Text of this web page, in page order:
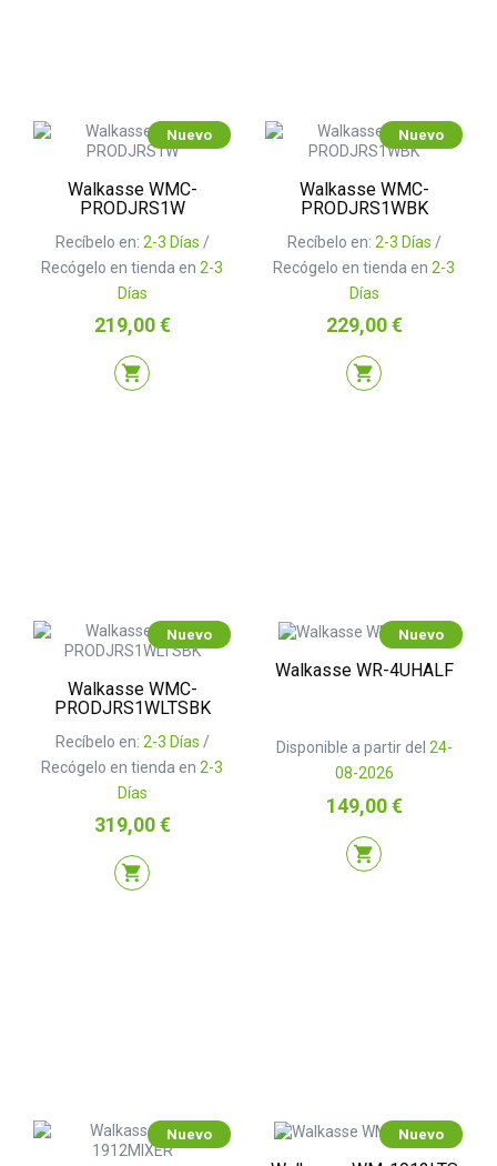
Nuevo
Walkasse WMC-
PRODJRS1W
Recíbelo en: 2-3 Días /
Recógelo en tienda en 2-3
Días
Precio
219,00 €
shopping_cart
Nuevo
Walkasse WMC-
PRODJRS1WBK
Recíbelo en: 2-3 Días /
Recógelo en tienda en 2-3
Días
Precio
229,00 €
shopping_cart
Nuevo
Walkasse WMC-
PRODJRS1WLTSBK
Recíbelo en: 2-3 Días /
Recógelo en tienda en 2-3
Días
Precio
319,00 €
shopping_cart
Nuevo
Walkasse WR-4UHALF
Disponible a partir del 24-
08-2026
Precio
149,00 €
shopping_cart
Nuevo Nuevo